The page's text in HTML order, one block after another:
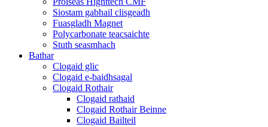
Siostam gabhail clisgeadh
Fuasgladh Magnet
Polycarbonate teacsaichte
Stuth seasmhach
Bathar
Clogaid glic
Clogaid e-baidhsagal
Clogaid Rothair
Clogaid rathaid
Clogaid Rothair Beinne
Clogaid Bailteil